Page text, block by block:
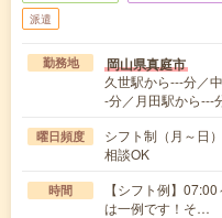
派遣
勤務地 岡山県真庭市
久世駅から---分／
-分／月田駅から---
曜日頻度
シフト制（月～日
相談OK
時間
【シフト例】
は一例です！そ…